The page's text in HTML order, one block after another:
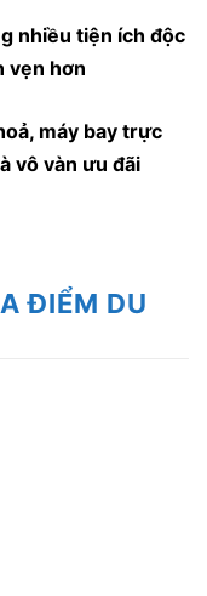
nhiều tiện ích độc
vẹn hơn
máy bay trực
vô vàn ưu đãi
ĐIỂM DU